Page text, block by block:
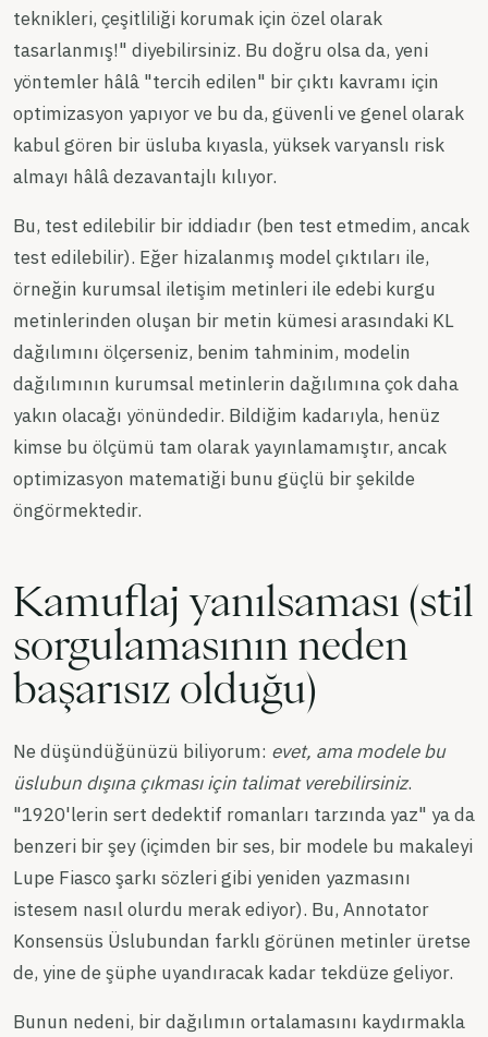
teknikleri, çeşitliliği korumak için özel olarak
tasarlanmış!" diyebilirsiniz. Bu doğru olsa da, yeni
yöntemler hâlâ "tercih edilen" bir çıktı kavramı için
optimizasyon yapıyor ve bu da, güvenli ve genel olarak
kabul gören bir üsluba kıyasla, yüksek varyanslı risk
almayı hâlâ dezavantajlı kılıyor.
Bu, test edilebilir bir iddiadır (ben test etmedim, ancak
test edilebilir). Eğer hizalanmış model çıktıları ile,
örneğin kurumsal iletişim metinleri ile edebi kurgu
metinlerinden oluşan bir metin kümesi arasındaki KL
dağılımını ölçerseniz, benim tahminim, modelin
dağılımının kurumsal metinlerin dağılımına çok daha
yakın olacağı yönündedir. Bildiğim kadarıyla, henüz
kimse bu ölçümü tam olarak yayınlamamıştır, ancak
optimizasyon matematiği bunu güçlü bir şekilde
öngörmektedir.
Kamuflaj yanılsaması (stil
sorgulamasının neden
başarısız olduğu)
Ne düşündüğünüzü biliyorum: evet, ama modele bu
üslubun dışına çıkması için talimat verebilirsiniz.
"1920'lerin sert dedektif romanları tarzında yaz" ya da
benzeri bir şey (içimden bir ses, bir modele bu makaleyi
Lupe Fiasco şarkı sözleri gibi yeniden yazmasını
istesem nasıl olurdu merak ediyor). Bu, Annotator
Konsensüs Üslubundan farklı görünen metinler üretse
de, yine de şüphe uyandıracak kadar tekdüze geliyor.
Bunun nedeni, bir dağılımın ortalamasını kaydırmakla